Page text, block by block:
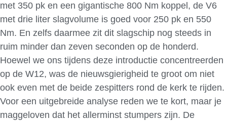
met 350 pk en een gigantische 800 Nm koppel, de V6
met drie liter slagvolume is goed voor 250 pk en 550
Nm. En zelfs daarmee zit dit slagschip nog steeds in
ruim minder dan zeven seconden op de honderd.
Hoewel we ons tijdens deze introductie concentreerden
op de W12, was de nieuwsgierigheid te groot om niet
ook even met de beide zespitters rond de kerk te rijden.
Voor een uitgebreide analyse reden we te kort, maar je
maggeloven dat het allerminst stumpers zijn. De